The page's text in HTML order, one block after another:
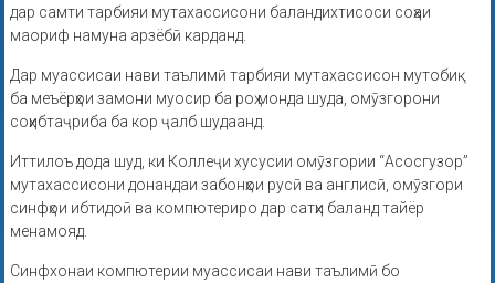
дар самти тарбияи мутахассисони баландихтисоси соҳаи
маориф намуна арзёбӣ карданд.
Дар муассисаи нави таълимӣ тарбияи мутахассисон мутобиқ
ба меъёрҳои замони муосир ба роҳ монда шуда, омӯзгорони
соҳибтаҷриба ба кор ҷалб шудаанд.
Иттилоъ дода шуд, ки Коллеҷи хусусии омӯзгории “Асосгузор”
мутахассисони донандаи забонҳои русӣ ва англисӣ, омӯзгори
синфҳои ибтидоӣ ва компютериро дар сатҳи баланд тайёр
менамояд.
Синфхонаи компютерии муассисаи нави таълимӣ бо